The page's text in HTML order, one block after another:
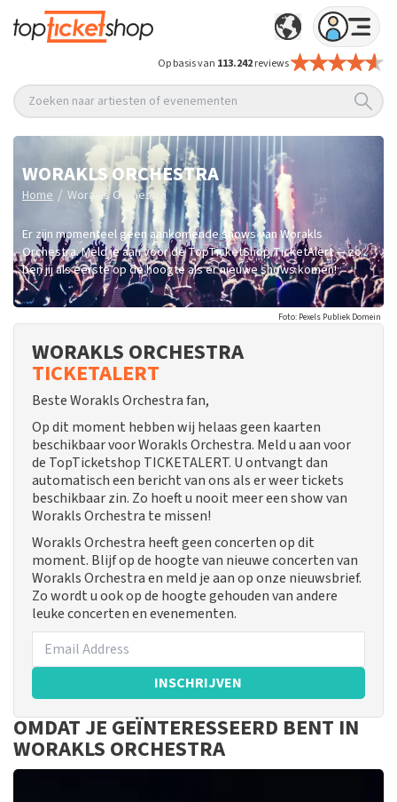
Op basis van 113.242reviews
Zoeken naar artiesten of evenementen
WORAKLS ORCHESTRA
Home / Worakls Orchestra
Er zijn momenteel geen aankomende shows van Worakls
Orchestra. Meld je aan voor de TopTicketShop TicketAlert — zo
ben jij als eerste op de hoogte als er nieuwe shows komen!
Foto: Pexels Publiek Domein
WORAKLS ORCHESTRA
TICKETALERT
Beste Worakls Orchestra fan,
Op dit moment hebben wij helaas geen kaarten
beschikbaar voor Worakls Orchestra. Meld u aan voor
de TopTicketshop TICKETALERT. U ontvangt dan
automatisch een bericht van ons als er weer tickets
beschikbaar zin. Zo hoeft u nooit meer een show van
Worakls Orchestra te missen!
Worakls Orchestra heeft geen concerten op dit
moment. Blijf op de hoogte van nieuwe concerten van
Worakls Orchestra en meld je aan op onze nieuwsbrief.
Zo wordt u ook op de hoogte gehouden van andere
leuke concerten en evenementen.
INSCHRIJVEN
OMDAT JE GEÏNTERESSEERD BENT IN
WORAKLS ORCHESTRA